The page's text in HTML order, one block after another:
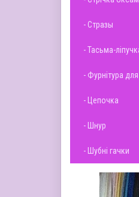
- Стразы
- Тасьма-
- Фурнітура для
- Цепочка
- Шнур
- Шубні гачки